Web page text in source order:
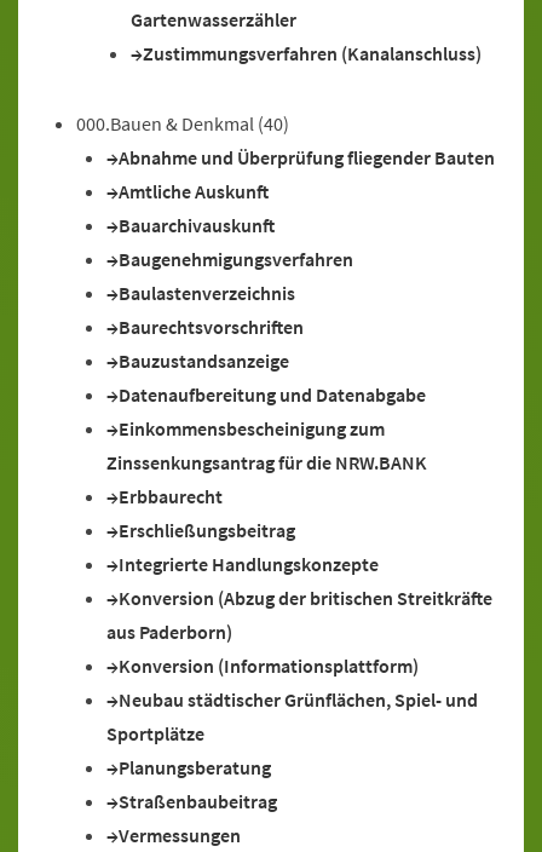
Gartenwasserzähler
Zustimmungsverfahren (Kanalanschluss)
000.Bauen & Denkmal (40)
Abnahme und Überprüfung fliegender Bauten
Amtliche Auskunft
Bauarchivauskunft
Baugenehmigungsverfahren
Baulastenverzeichnis
Baurechtsvorschriften
Bauzustandsanzeige
Datenaufbereitung und Datenabgabe
Einkommensbescheinigung zum
Zinssenkungsantrag für die NRW.BANK
Erbbaurecht
Erschließungsbeitrag
Integrierte Handlungskonzepte
Konversion (Abzug der britischen Streitkräfte
aus Paderborn)
Konversion (Informationsplattform)
Neubau städtischer Grünflächen, Spiel- und
Sportplätze
Planungsberatung
Straßenbaubeitrag
Vermessungen